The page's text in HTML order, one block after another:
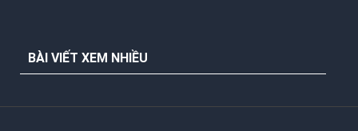
BÀI VIẾT XEM NHIỀU